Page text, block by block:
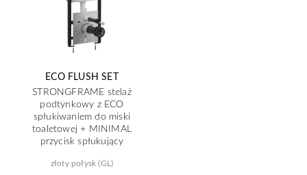
ECO FLUSH SET
STRONGFRAME stelaż
podtynkowy z ECO
spłukiwaniem do miski
toaletowej + MINIMAL
przycisk spłukujący
złoty połysk (GL)